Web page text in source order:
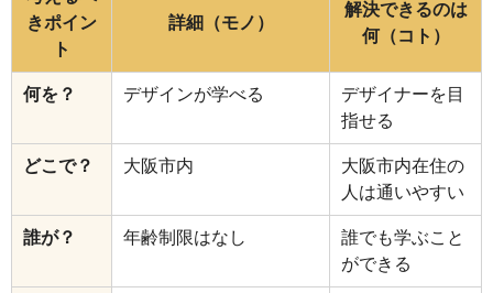
きポイン
ト
詳細（モノ）
解決できるのは
何（コト）
何を？ デザインが学べる
デザイナーを目
指せる
どこで？ 大阪市内
大阪市内在住の
人は通いやすい
誰が？ 年齢制限はなし
誰でも学ぶこと
ができる